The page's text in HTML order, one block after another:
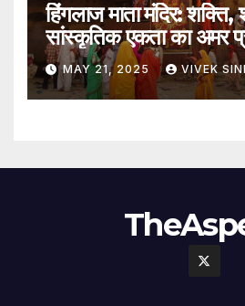
हिंगलाज माता मंदिर: शक्ति,
सांस्कृतिक एकता का अमर
MAY 21, 2025 VIVEK